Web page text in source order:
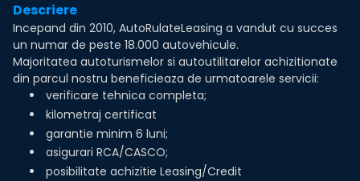
Descriere
Incepand din 2010, AutoRulateLeasing a vandut cu succes
un numar de peste 18.000 autovehicule.
Majoritatea autoturismelor si autoutilitarelor achizitionate
din parcul nostru beneficieaza de urmatoarele servicii:
verificare tehnica completa;
kilometraj certificat
garantie minim 6 luni;
asigurari RCA/CASCO;
posibilitate achizitie Leasing/Credit